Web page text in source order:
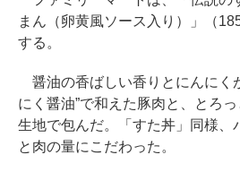
まん（卵黄風ソース入り）」（
する。
醤油の香ばしい香りとにんにく
にく醤油”で和えた豚肉と、とろ
生地で包んだ。「すた丼」同様、
と肉の量にこだわった。